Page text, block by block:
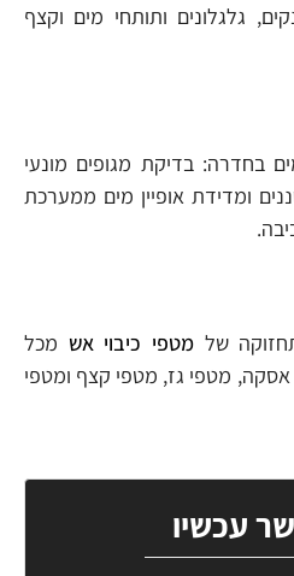
גלגלונים ותותחי מים וקצף
בחדרה: בדיקת מגופים מונעי
ומדידת אופיין מים ממערכת
שלמטפי כיבוי אש מכל
מטפי גז, מטפי קצף ומטפי
עכשיו